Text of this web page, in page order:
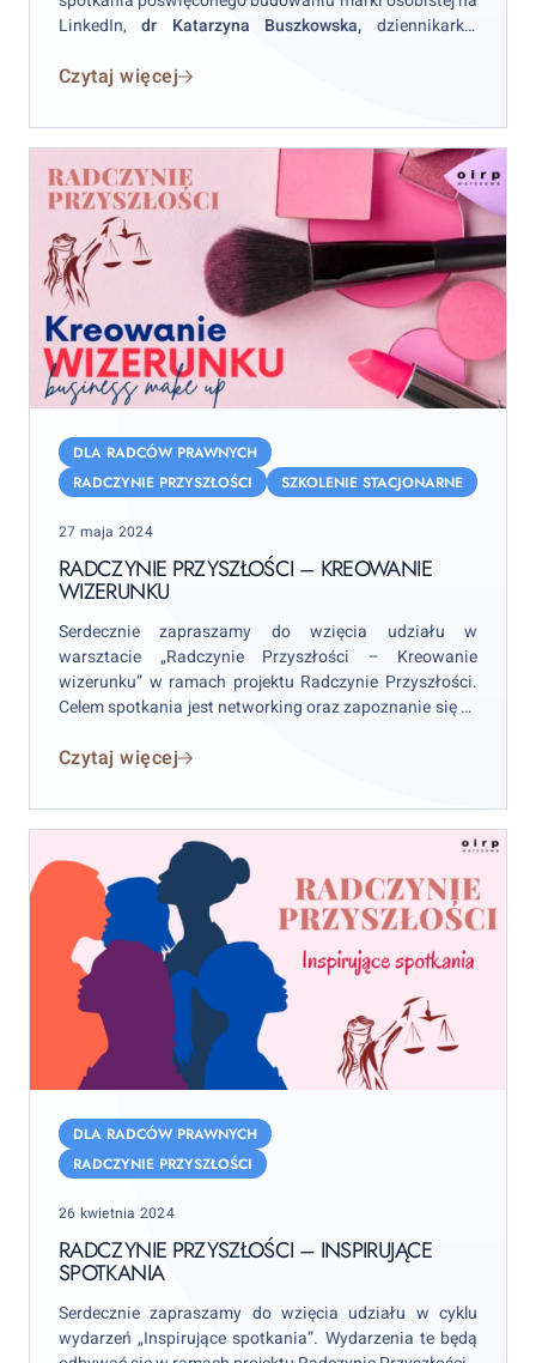
LinkedIn, dr Katarzyna Buszkowska, dziennikarka,
komunikować się i funkcjonować na wspomnianej
Czytaj więcej
PRZYSZŁOŚCI
Wizerunku
DLA RADCÓW PRAWNYCH
RADCZYNIE PRZYSZŁOŚCI
SZKOLENIE STACJONARNE
Posted
27 maja 2024
RADCZYNIE PRZYSZŁOŚCI – KREOWANIE
WIZERUNKU
Serdecznie zapraszamy do wzięcia udziału w
warsztacie „Radczynie Przyszłości – Kreowanie
wizerunku” w ramach projektu Radczynie Przyszłości.
Celem spotkania jest networking oraz zapoznanie się ze
17 czerwca br. o godzinie 11:00 w Centrum
Prawnych w Warszawie ul. Żytnia 15 lok. 16.
Czytaj więcej
PRZYSZŁOŚCI
spotkania
DLA RADCÓW PRAWNYCH
RADCZYNIE PRZYSZŁOŚCI
Posted
26 kwietnia 2024
RADCZYNIE PRZYSZŁOŚCI – INSPIRUJĄCE
SPOTKANIA
Serdecznie zapraszamy do wzięcia udziału w cyklu
wydarzeń „Inspirujące spotkania”. Wydarzenia te będą